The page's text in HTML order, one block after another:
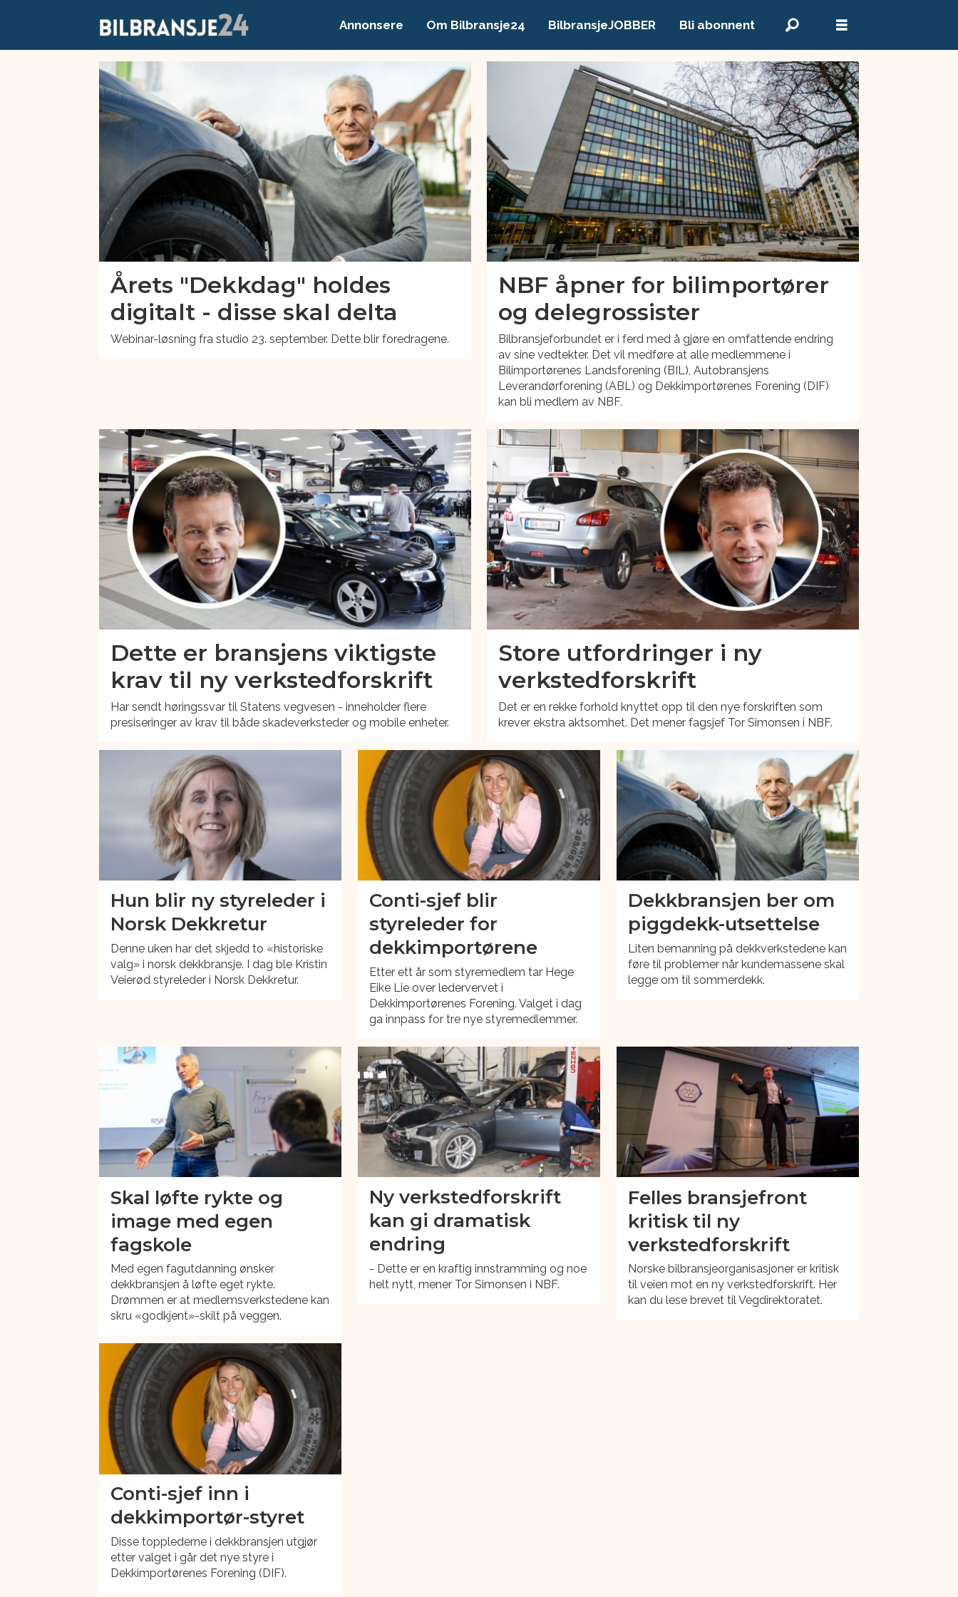
Annonsere Om Bilbransje24 BilbransjeJOBBER Bli abonnent
dekkimportørenes
forening
Årets "Dekkdag" holdes
digitalt - disse skal delta
Webinar-løsning fra studio 23. september. Dette blir foredragene.
NBF åpner for bilimportører
og delegrossister
Bilbransjeforbundet er i ferd med å gjøre en omfattende endring
av sine vedtekter. Det vil medføre at alle medlemmene i
Bilimportørenes Landsforening (BIL), Autobransjens
Leverandørforening (ABL) og Dekkimportørenes Forening (DIF)
kan bli medlem av NBF.
Dette er bransjens viktigste
krav til ny verkstedforskrift
Har sendt høringssvar til Statens vegvesen - inneholder flere
presiseringer av krav til både skadeverksteder og mobile enheter.
Store utfordringer i ny
verkstedforskrift
Det er en rekke forhold knyttet opp til den nye forskriften som
krever ekstra aktsomhet. Det mener fagsjef Tor Simonsen i NBF.
Hun blir ny styreleder i
Norsk Dekkretur
Denne uken har det skjedd to «historiske
valg» i norsk dekkbransje. I dag ble Kristin
Veierød styreleder i Norsk Dekkretur.
Conti-sjef blir
styreleder for
dekkimportørene
Etter ett år som styremedlem tar Hege
Eike Lie over ledervervet i
Dekkimportørenes Forening. Valget i dag
ga innpass for tre nye styremedlemmer.
Dekkbransjen ber om
piggdekk-utsettelse
Liten bemanning på dekkverkstedene kan
føre til problemer når kundemassene skal
legge om til sommerdekk.
Skal løfte rykte og
image med egen
fagskole
Med egen fagutdanning ønsker
dekkbransjen å løfte eget rykte.
Drømmen er at medlemsverkstedene kan
skru «godkjent»-skilt på veggen.
Ny verkstedforskrift
kan gi dramatisk
endring
- Dette er en kraftig innstramming og noe
helt nytt, mener Tor Simonsen i NBF.
Felles bransjefront
kritisk til ny
verkstedforskrift
Norske bilbransjeorganisasjoner er kritisk
til veien mot en ny verkstedforskrift. Her
kan du lese brevet til Vegdirektoratet.
Conti-sjef inn i
dekkimportør-styret
Disse topplederne i dekkbransjen utgjør
etter valget i går det nye styre i
Dekkimportørenes Forening (DIF).